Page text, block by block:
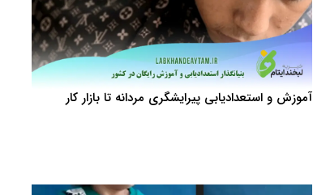
آموزش و استعدادیابی پیرایشگری مردانه تا بازار کار